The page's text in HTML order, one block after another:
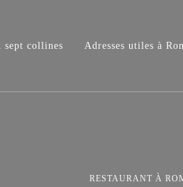
collines Adresses utiles à
RESTAURANT À